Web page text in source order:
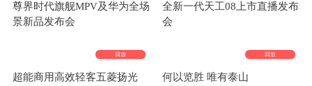
尊界时代旗舰MPV及华为全场
景新品发布会
全新一代天工08上市直播发布
会
回放
超能商用高效轻客五菱扬光
回放
何以览胜 唯有泰山